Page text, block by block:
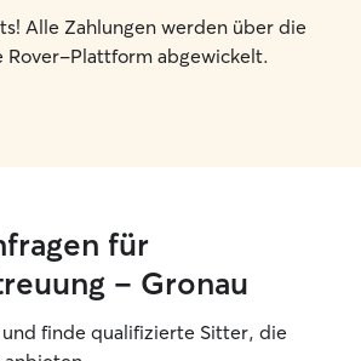
Alle Zahlungen werden über die
Rover-Plattform abgewickelt.
für
– Gronau
finde qualifizierte Sitter, die